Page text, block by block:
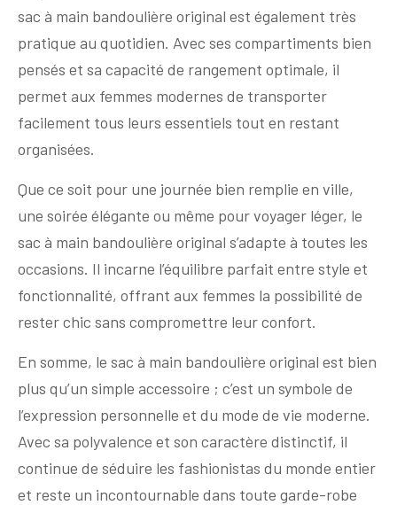
sac à main bandoulière original est également très
pratique au quotidien. Avec ses compartiments bien
pensés et sa capacité de rangement optimale, il
permet aux femmes modernes de transporter
facilement tous leurs essentiels tout en restant
organisées.
Que ce soit pour une journée bien remplie en ville,
une soirée élégante ou même pour voyager léger, le
sac à main bandoulière original s’adapte à toutes les
occasions. Il incarne l’équilibre parfait entre style et
fonctionnalité, offrant aux femmes la possibilité de
rester chic sans compromettre leur confort.
En somme, le sac à main bandoulière original est bien
plus qu’un simple accessoire ; c’est un symbole de
l’expression personnelle et du mode de vie moderne.
Avec sa polyvalence et son caractère distinctif, il
continue de séduire les fashionistas du monde entier
et reste un incontournable dans toute garde-robe